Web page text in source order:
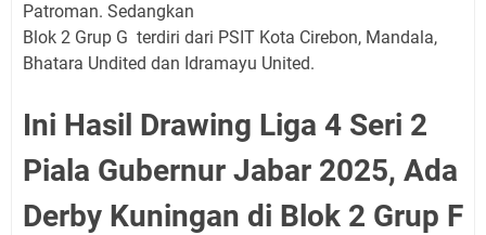
Patroman. Sedangkan
Blok 2 Grup G terdiri dari PSIT Kota Cirebon, Mandala,
Bhatara Undited dan Idramayu United.
Ini Hasil Drawing Liga 4 Seri 2
Piala Gubernur Jabar 2025, Ada
Derby Kuningan di Blok 2 Grup F